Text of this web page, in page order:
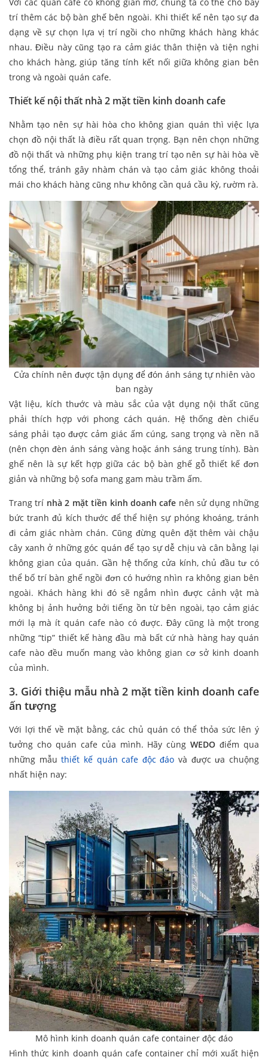
trí thêm các bộ bàn ghế bên ngoài. Khi thiết kế nên tạo sự đa
dạng về sự chọn lựa vị trí ngồi cho những khách hàng khác
nhau. Điều này cũng tạo ra cảm giác thân thiện và tiện nghi
cho khách hàng, giúp tăng tính kết nối giữa không gian bên
trong và ngoài quán cafe.
Thiết kế nội thất nhà 2 mặt tiền kinh doanh cafe
Nhằm tạo nên sự hài hòa cho không gian quán thì việc lựa
chọn đồ nội thất là điều rất quan trọng. Bạn nên chọn những
đồ nội thất và những phụ kiện trang trí tạo nên sự hài hòa về
tổng thể, tránh gây nhàm chán và tạo cảm giác không thoải
mái cho khách hàng cũng như không cần quá cầu kỳ, rườm rà.
Cửa chính nên được tận dụng để đón ánh sáng tự nhiên vào
ban ngày
Vật liệu, kích thước và màu sắc của vật dụng nội thất cũng
phải thích hợp với phong cách quán. Hệ thống đèn chiếu
sáng phải tạo được cảm giác ấm cúng, sang trọng và nền nã
(nên chọn đèn ánh sáng vàng hoặc ánh sáng trung tính). Bàn
ghế nên là sự kết hợp giữa các bộ bàn ghế gỗ thiết kế đơn
giản và những bộ sofa mang gam màu trầm ấm.
Trang trí nhà 2 mặt tiền kinh doanh cafe nên sử dụng những
bức tranh đủ kích thước để thể hiện sự phóng khoáng, tránh
đi cảm giác nhàm chán. Cũng đừng quên đặt thêm vài chậu
cây xanh ở những góc quán để tạo sự dễ chịu và cân bằng lại
không gian của quán. Gần hệ thống cửa kính, chủ đầu tư có
thể bố trí bàn ghế ngồi đơn có hướng nhìn ra không gian bên
ngoài. Khách hàng khi đó sẽ ngắm nhìn được cảnh vật mà
không bị ảnh hưởng bởi tiếng ồn từ bên ngoài, tạo cảm giác
mới lạ mà ít quán cafe nào có được. Đây cũng là một trong
những “tip” thiết kế hàng đầu mà bất cứ nhà hàng hay quán
cafe nào đều muốn mang vào không gian cơ sở kinh doanh
của mình.
3. Giới thiệu mẫu nhà 2 mặt tiền kinh doanh cafe
ấn tượng
Với lợi thế về mặt bằng, các chủ quán có thể thỏa sức lên ý
tưởng cho quán cafe của mình. Hãy cùngWEDOđiểm qua
những mẫuthiết kế quán cafe độc đáo và được ưa chuộng
nhất hiện nay:
Mô hình kinh doanh quán cafe container độc đáo
Hình thức kinh doanh quán cafe container chỉ mới xuất hiện